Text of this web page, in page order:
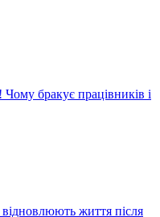
бракує працівників і
життя після